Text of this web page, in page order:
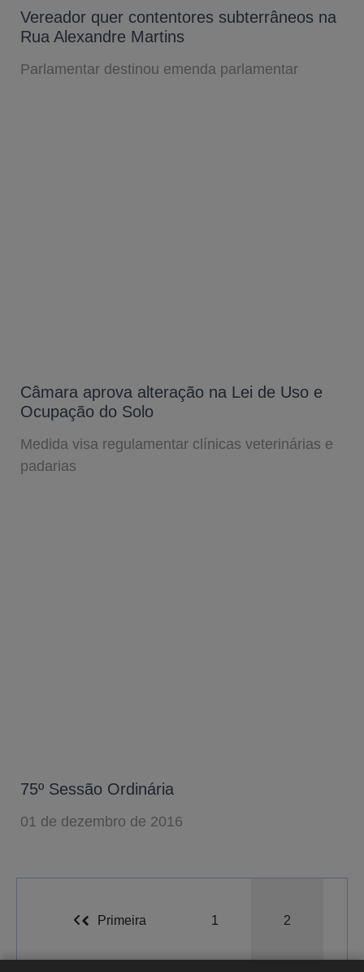
Vereador quer contentores subterrâneos na
Rua Alexandre Martins
Parlamentar destinou emenda parlamentar
Câmara aprova alteração na Lei de Uso e
Ocupação do Solo
Medida visa regulamentar clínicas veterinárias e
padarias
75º Sessão Ordinária
01 de dezembro de 2016
Primeira 1 2
A